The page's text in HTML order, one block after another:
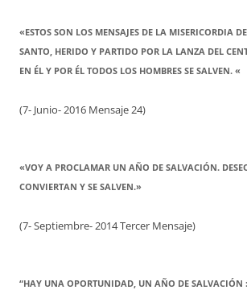
«ESTOS SON LOS MENSAJES DE LA MISERICORDIA
SANTO, HERIDO Y PARTIDO POR LA LANZA DEL
EN ÉL Y POR ÉL TODOS LOS HOMBRES SE SALVEN. «
(7- Junio- 2016 Mensaje 24)
«VOY A PROCLAMAR UN AÑO DE SALVACIÓN.
CONVIERTAN Y SE SALVEN.»
(7- Septiembre- 2014 Tercer Mensaje)
“HAY UNA OPORTUNIDAD, UN AÑO DE SALVACIÓN